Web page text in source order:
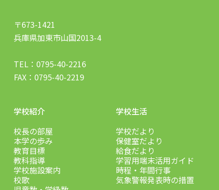
〒673-1421
兵庫県加東市山国2013-4
TEL： 0795-40-2216
FAX：0795-40-2219
学校紹介
校長の部屋
本学の歩み
教育目標
教科指導
学校施設案内
校歌
学校生活
学校だより
保健室だより
給食だより
学習用端末活用ガイド
時程・年間行事
気象警報発表時の措置